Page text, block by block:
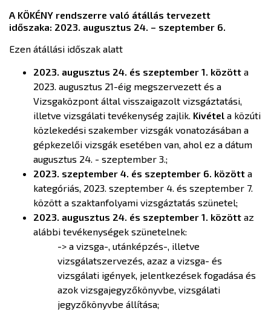
A KÖKÉNY rendszerre való átállás tervezett
időszaka: 2023. augusztus 24. – szeptember 6.
Ezen átállási időszak alatt
2023. augusztus 24. és szeptember 1. között a
2023. augusztus 21-éig megszervezett és a
Vizsgaközpont által visszaigazolt vizsgáztatási,
illetve vizsgálati tevékenység zajlik. Kivétel a közúti
közlekedési szakember vizsgák vonatozásában a
gépkezelői vizsgák esetében van, ahol ez a dátum
augusztus 24. - szeptember 3.;
2023. szeptember 4. és szeptember 6. között a
kategóriás, 2023. szeptember 4. és szeptember 7.
között a szaktanfolyami vizsgáztatás szünetel;
2023. augusztus 24. és szeptember 1. között az
alábbi tevékenységek szünetelnek:
-> a vizsga-, utánképzés-, illetve
vizsgálatszervezés, azaz a vizsga- és
vizsgálati igények, jelentkezések fogadása és
azok vizsgajegyzőkönyvbe, vizsgálati
jegyzőkönyvbe állítása;